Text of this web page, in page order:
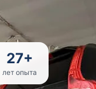
27+
лет опыта